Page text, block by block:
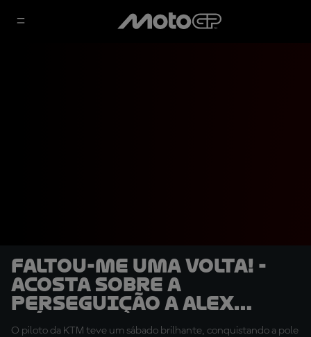
Faltou-me uma volta! -
Acosta sobre a
perseguição a Alex
Márquez
O piloto da KTM teve um sábado brilhante, conquistando a pole